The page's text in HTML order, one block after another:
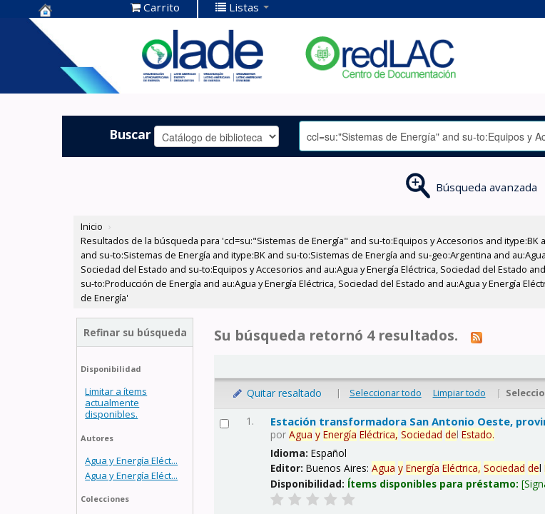
Centro de
Documentación
OLADE -
Carrito Listas
Buscar
Búsqueda avanzada
Inicio ›
Resultados de la búsqueda para 'ccl=su:"Sistemas de Energía" and su-to:Equipos y Accesorios and itype:BK
and su-to:Sistemas de Energía and itype:BK and su-to:Sistemas de Energía and su-geo:Argentina and
Sociedad del Estado and su-to:Equipos y Accesorios and au:Agua y Energía Eléctrica, Sociedad del Estado
su-to:Producción de Energía and au:Agua y Energía Eléctrica, Sociedad del Estado and au:Agua y Energía
de Energía'
Refinar su búsqueda
Disponibilidad
Limitar a ítems
actualmente
disponibles.
Autores
Agua y Energía Eléct...
Agua y Energía Eléct...
Colecciones
Su búsqueda retornó 4 resultados.
Quitar resaltado | Seleccionar todo Limpiar todo |
1. Estación transformadora San Antonio Oeste,
porAgua y Energía Eléctrica, Sociedad delEstado.
Idioma:Español
Editor:Buenos Aires:Agua y Energía Eléctrica, Sociedad del
Disponibilidad: Ítems disponibles para préstamo: